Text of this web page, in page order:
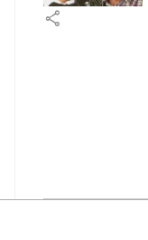
share